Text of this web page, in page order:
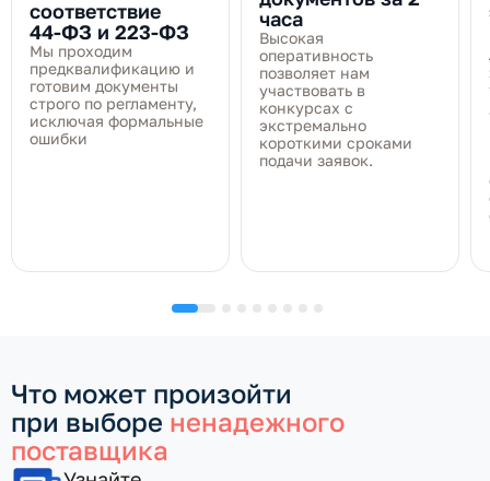
соответствие
44‑ФЗ и 223‑ФЗ
Мы проходим
предквалификацию и
готовим документы
строго по регламенту,
исключая формальные
ошибки
часа
Высокая
оперативность
позволяет нам
участвовать в
конкурсах с
экстремально
короткими сроками
подачи заявок.
Что может произойти
при выборе ненадежного
поставщика